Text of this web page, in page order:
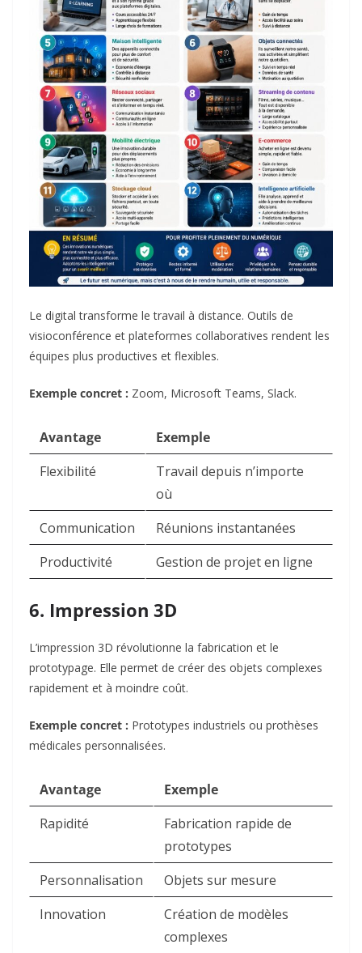
Le digital transforme le travail à distance. Outils de
visioconférence et plateformes collaboratives rendent les
équipes plus productives et flexibles.
Exemple concret : Zoom, Microsoft Teams, Slack.
Avantage
Exemple
Flexibilité
Travail depuis n’importe
où
Communication
Réunions instantanées
Productivité
Gestion de projet en ligne
6. Impression 3D
L’impression 3D révolutionne la fabrication et le
prototypage. Elle permet de créer des objets complexes
rapidement et à moindre coût.
Exemple concret : Prototypes industriels ou prothèses
médicales personnalisées.
Avantage
Exemple
Rapidité
Fabrication rapide de
prototypes
Personnalisation
Objets sur mesure
Innovation
Création de modèles
complexes